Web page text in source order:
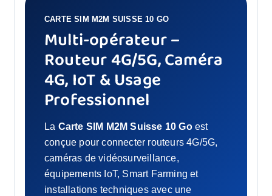
CARTE SIM M2M SUISSE 10 GO
Multi-opérateur –
Routeur 4G/5G, Caméra
4G, IoT & Usage
Professionnel
La Carte SIM M2M Suisse 10 Goest
conçue pour connecter routeurs 4G/5G,
caméras de vidéosurveillance,
équipements IoT, Smart Farming et
installations techniques avec une